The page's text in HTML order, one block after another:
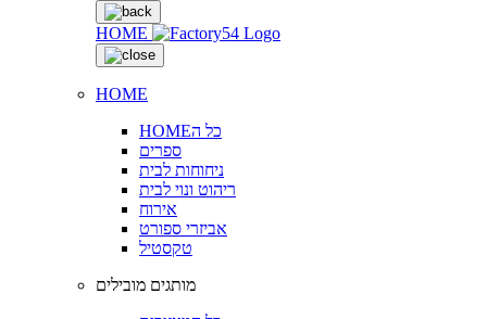
HOME
HOME
HOMEכל ה
ספרים
ניחוחות לבית
ריהוט ונוי לבית
אירוח
אביזרי ספורט
טקסטיל
מותגים מובילים